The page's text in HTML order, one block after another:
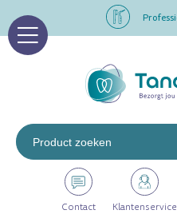
Op werkdagen voor
Contact Klantenservice